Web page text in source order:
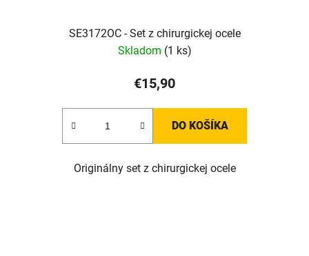
SE3172OC - Set z chirurgickej ocele
Skladom (1 ks)
€15,90
DO KOŠÍKA
Originálny set z chirurgickej ocele